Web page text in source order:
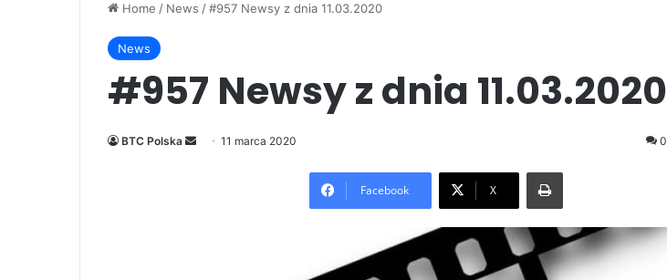
Home / News /#957 Newsy z dnia 11.03.2020
News
#957 Newsy z dnia 11.03.2020
BTC Polska
Send11 marca 2020 0
Facebook X
Print